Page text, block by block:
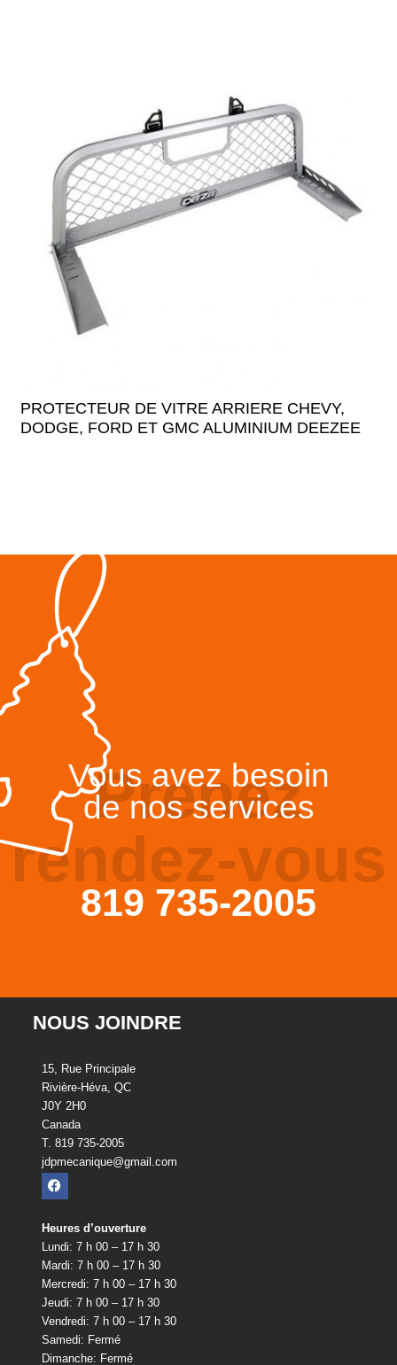
PROTECTEUR DE VITRE ARRIERE CHEVY,
DODGE, FORD ET GMC ALUMINIUM DEEZEE
Prenez
rendez-vous
Vous avez besoin
de nos services
819 735-2005
NOUS JOINDRE
15, Rue Principale
Rivière-Héva, QC
J0Y 2H0
Canada
T. 819 735-2005
jdpmecanique@gmail.com
Heures d’ouverture
Lundi: 7 h 00 – 17 h 30
Mardi: 7 h 00 – 17 h 30
Mercredi: 7 h 00 – 17 h 30
Jeudi: 7 h 00 – 17 h 30
Vendredi: 7 h 00 – 17 h 30
Samedi: Fermé
Dimanche: Fermé